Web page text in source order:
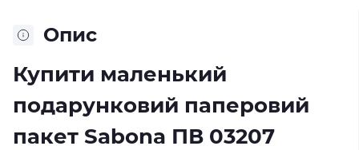
Опис
Купити маленький
подарунковий паперовий
пакет Sabona ПВ 03207